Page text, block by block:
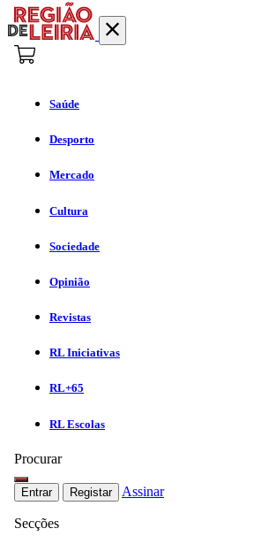
Saúde
Desporto
Mercado
Cultura
Sociedade
Opinião
Revistas
RL Iniciativas
RL+65
RL Escolas
Procurar
Entrar Registar Assinar
Secções